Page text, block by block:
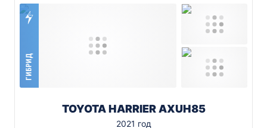
ГИБРИД
TOYOTA HARRIER AXUH85
2021 год